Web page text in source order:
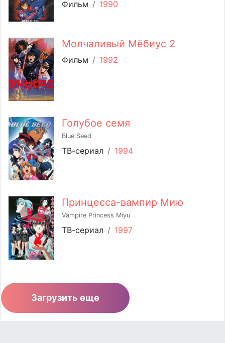
Фильм / 1990
Молчаливый Мёбиус 2
Фильм / 1992
Голубое семя
Blue Seed
ТВ-сериал / 1994
Принцесса-вампир Мию
Vampire Princess Miyu
ТВ-сериал / 1997
Загрузить еще